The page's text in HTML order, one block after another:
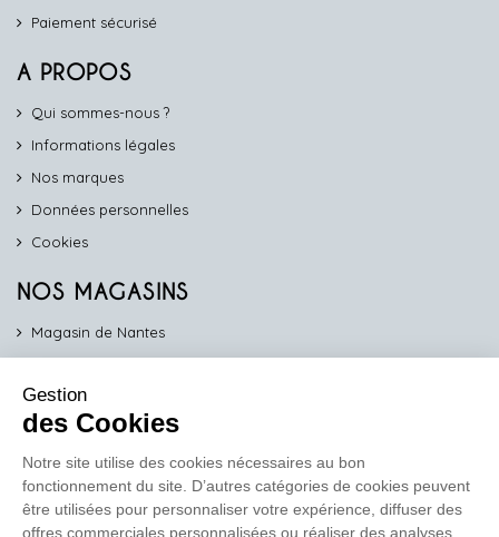
Paiement sécurisé
A PROPOS
Qui sommes-nous ?
Informations légales
Nos marques
Données personnelles
Cookies
NOS MAGASINS
Magasin de Nantes
Magasin de Vannes
Magasin d'Orléans
COMPTOIR PRO
Gestion
des Cookies
Notre site utilise des cookies nécessaires au bon
fonctionnement du site. D’autres catégories de cookies peuvent
être utilisées pour personnaliser votre expérience, diffuser des
offres commerciales personnalisées ou réaliser des analyses